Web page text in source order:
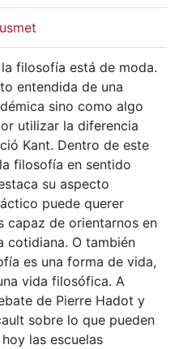
filosofía está de moda.
entendida de una
sino como algo
utilizar la diferencia
Kant. Dentro de este
filosofía en sentido
su aspecto
puede querer
capaz de orientarnos en
cotidiana. O también
es una forma de vida,
vida filosófica. A
de Pierre Hadot y
sobre lo que pueden
las escuelas